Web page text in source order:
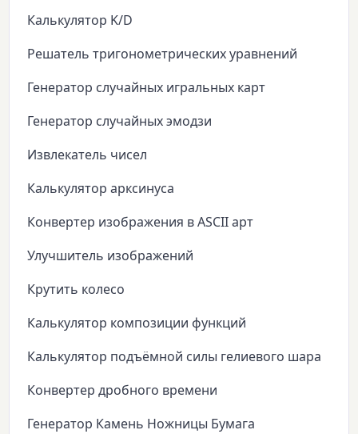
Калькулятор K/D
Решатель тригонометрических уравнений
Генератор случайных игральных карт
Генератор случайных эмодзи
Извлекатель чисел
Калькулятор арксинуса
Конвертер изображения в ASCII арт
Улучшитель изображений
Крутить колесо
Калькулятор композиции функций
Калькулятор подъёмной силы гелиевого шара
Конвертер дробного времени
Генератор Камень Ножницы Бумага